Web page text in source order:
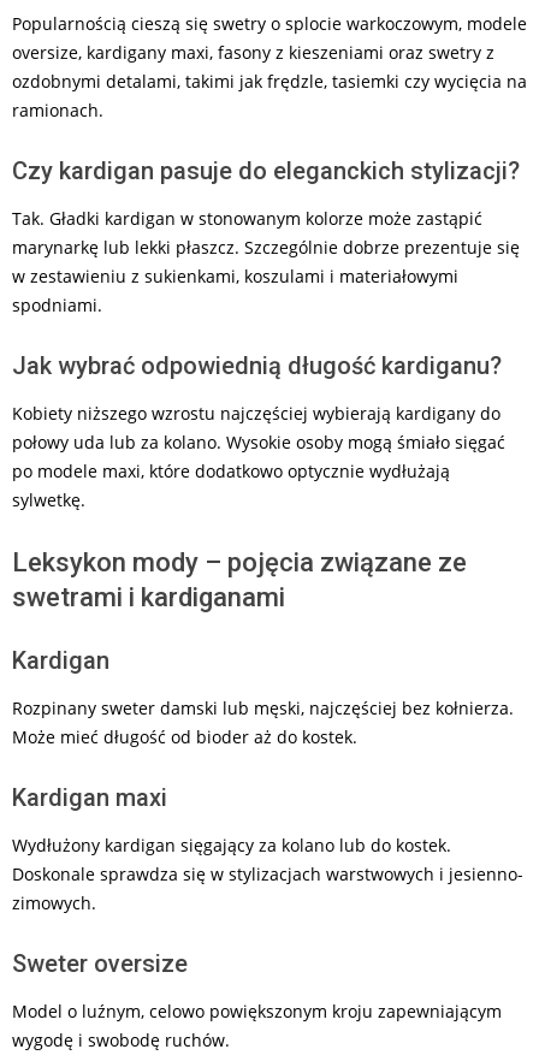
Popularnością cieszą się swetry o splocie warkoczowym, modele
oversize, kardigany maxi, fasony z kieszeniami oraz swetry z
ozdobnymi detalami, takimi jak frędzle, tasiemki czy wycięcia na
ramionach.
Czy kardigan pasuje do eleganckich stylizacji?
Tak. Gładki kardigan w stonowanym kolorze może zastąpić
marynarkę lub lekki płaszcz. Szczególnie dobrze prezentuje się
w zestawieniu z sukienkami, koszulami i materiałowymi
spodniami.
Jak wybrać odpowiednią długość kardiganu?
Kobiety niższego wzrostu najczęściej wybierają kardigany do
połowy uda lub za kolano. Wysokie osoby mogą śmiało sięgać
po modele maxi, które dodatkowo optycznie wydłużają
sylwetkę.
Leksykon mody – pojęcia związane ze
swetrami i kardiganami
Kardigan
Rozpinany sweter damski lub męski, najczęściej bez kołnierza.
Może mieć długość od bioder aż do kostek.
Kardigan maxi
Wydłużony kardigan sięgający za kolano lub do kostek.
Doskonale sprawdza się w stylizacjach warstwowych i jesienno-
zimowych.
Sweter oversize
Model o luźnym, celowo powiększonym kroju zapewniającym
wygodę i swobodę ruchów.